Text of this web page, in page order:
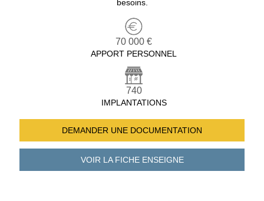
besoins.
70 000 €
APPORT PERSONNEL
740
IMPLANTATIONS
DEMANDER UNE DOCUMENTATION
VOIR LA FICHEENSEIGNE